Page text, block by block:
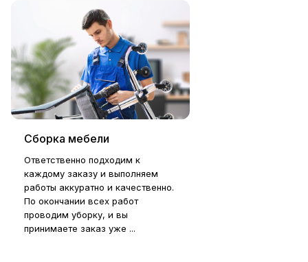
Сборка мебели
Ответственно подходим к
каждому заказу и выполняем
работы аккуратно и качественно.
По окончании всех работ
проводим уборку, и вы
принимаете заказ уже ...